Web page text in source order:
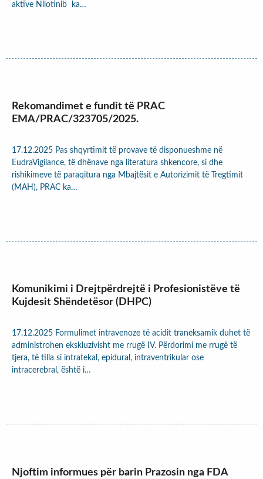
aktive Nilotinib ka…
Rekomandimet e fundit të PRAC
EMA/PRAC/323705/2025.
17.12.2025 Pas shqyrtimit të provave të disponueshme në
EudraVigilance, të dhënave nga literatura shkencore, si dhe
rishikimeve të paraqitura nga Mbajtësit e Autorizimit të Tregtimit
(MAH), PRAC ka…
Komunikimi i Drejtpërdrejtë i Profesionistëve të
Kujdesit Shëndetësor (DHPC)
17.12.2025 Formulimet intravenoze të acidit traneksamik duhet të
administrohen ekskluzivisht me rrugë IV. Përdorimi me rrugë të
tjera, të tilla si intratekal, epidural, intraventrikular ose
intracerebral, është i…
Njoftim informues për barin Prazosin nga FDA